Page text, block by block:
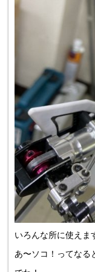
いろんな所に使えま
あ〜ソコ！ってなる